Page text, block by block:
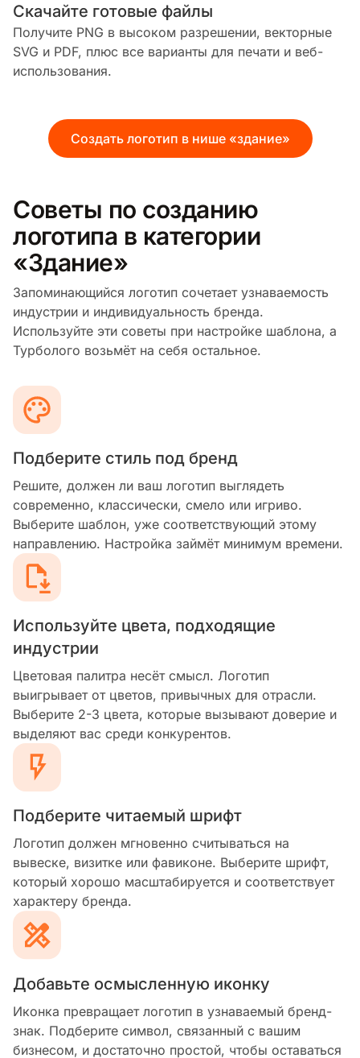
Скачайте готовые файлы
Получите PNG в высоком разрешении, векторные
SVG и PDF, плюс все варианты для печати и веб-
использования.
Создать логотип в нише «здание»
Советы по созданию
логотипа в категории
«Здание»
Запоминающийся логотип сочетает узнаваемость
индустрии и индивидуальность бренда.
Используйте эти советы при настройке шаблона, а
Турболого возьмёт на себя остальное.
Подберите стиль под бренд
Решите, должен ли ваш логотип выглядеть
современно, классически, смело или игриво.
Выберите шаблон, уже соответствующий этому
направлению. Настройка займёт минимум времени.
Используйте цвета, подходящие
индустрии
Цветовая палитра несёт смысл. Логотип
выигрывает от цветов, привычных для отрасли.
Выберите 2-3 цвета, которые вызывают доверие и
выделяют вас среди конкурентов.
Подберите читаемый шрифт
Логотип должен мгновенно считываться на
вывеске, визитке или фавиконе. Выберите шрифт,
который хорошо масштабируется и соответствует
характеру бренда.
Добавьте осмысленную иконку
Иконка превращает логотип в узнаваемый бренд-
знак. Подберите символ, связанный с вашим
бизнесом, и достаточно простой, чтобы оставаться